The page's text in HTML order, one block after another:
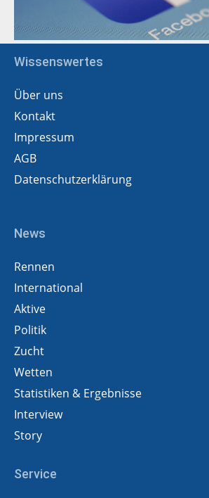
Wissenswertes
Über uns
Kontakt
Impressum
AGB
Datenschutzerklärung
News
Rennen
International
Aktive
Politik
Zucht
Wetten
Statistiken & Ergebnisse
Interview
Story
Service